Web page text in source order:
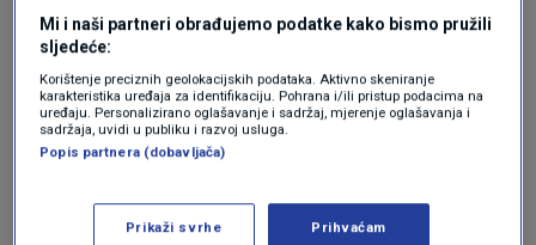
Linija 13: Kvaternikov trg - Trg žrtava
fašizma - Glavni kolodvor - Trg bana
Josipa Jelačića - Frankopanska - Savska -
Ulica grada Vukovara - Heinzelova
Mi i naši partneri obrađujemo podatke kako bismo pružili
sljedeće:
Korištenje preciznih geolokacijskih podataka. Aktivno skeniranje
karakteristika uređaja za identifikaciju. Pohrana i/ili pristup podacima na
uređaju. Personalizirano oglašavanje i sadržaj, mjerenje oglašavanja i
sadržaja, uvidi u publiku i razvoj usluga.
Popis partnera (dobavljača)
Prikaži svrhe Prihvaćam